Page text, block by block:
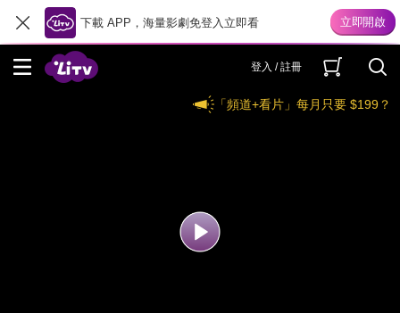
下載 APP，海量影劇免登入立即看
登入 / 註冊
「頻道+看片」每月只要 $199？